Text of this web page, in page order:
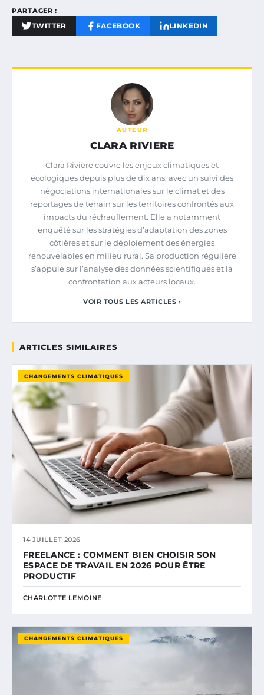
PARTAGER :
TWITTER FACEBOOK LINKEDIN
AUTEUR
CLARA RIVIERE
Clara Rivière couvre les enjeux climatiques et
écologiques depuis plus de dix ans, avec un suivi des
négociations internationales sur le climat et des
reportages de terrain sur les territoires confrontés aux
impacts du réchauffement. Elle a notamment
enquêté sur les stratégies d’adaptation des zones
côtières et sur le déploiement des énergies
renouvelables en milieu rural. Sa production régulière
s’appuie sur l’analyse des données scientifiques et la
confrontation aux acteurs locaux.
VOIR TOUS LES ARTICLES ›
ARTICLES SIMILAIRES
CHANGEMENTS CLIMATIQUES
14 JUILLET 2026
FREELANCE : COMMENT BIEN CHOISIR SON
ESPACE DE TRAVAIL EN 2026 POUR ÊTRE
PRODUCTIF
CHARLOTTE LEMOINE
CHANGEMENTS CLIMATIQUES